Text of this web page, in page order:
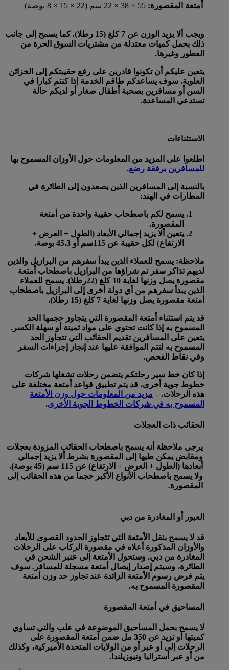
أمتعة المقصورة: 55 × 38 × 22 سم (22 × 15 × 8 بوصة)
ويجب ألا يزيد الوزن عن 7 كلغ (15 رطلا). كما يسمح إلى جانب
ذلك بحمل كميات معتدلة من مشتريات السوق الحرة من
العطور وغيرها.
يتعين عليكم أن تكونوا قادرين على رفع حقيبتكم إلى الخزائن
العلوية. سوف يساعدكم طاقم الخدمة إذا كنتم كبارا في
السن أو مسافرين بصحبة أطفال صغار أو لديكم حالة
تستدعي المساعدة.
الاستثناءات
اطلعوا على المزيد من المعلومات حول الأوزان المسموح بها
للمسافرين برفقة رضع.
بالنسبة إلى المسافرين الذين يصعدون إلى الطائرة في
المطارات في الهند:
يسمح لكم باصطحاب حقيبة واحدة من أمتعة
المقصورة.
يتعين ألا يزيد إجمالي الأبعاد (الطول + العرض +
الارتفاع) لكل حقيبة عن 115سم أو 45.3 بوصة.
ملاحظة: يسمح للعملاء الذين يبدأ سفرهم من البرازيل والذين
لديهم تذاكر سفر تم شراؤها من البرازيل باصطحاب أمتعة
مقصورة يصل وزنها لغاية 10 كلغ (22رطلا). يسمح للعملاء
الذين يبدأ سفرهم من أي دولة أخرى إلى البرازيل باصطحاب
أمتعة مقصورة يصل وزنها لغاية 7 كلغ (15 رطلا).
قد يتم استثناء أمتعة المقصورة التي يتجاوز حجمها الحد
المسموح به إذا كانت تحتوي على مواد ثمينة أو سهلة الكسر.
يتعين على المسافرين تقديم الحقائب التي تتجاوز الحد
المسموح به لتتم الموافقة عليها عند إنجاز إجراءات السفر
وفي نقاط الفحص.
إذا كان خط سير رحلتكم يتضمن رحلات تشغلها شركات
خطوط جوية أخرى، قد يتم تطبيق قواعد أمتعة مختلفة على
هذه الرحلات. – مزيد من المعلومات حول وزن الأمتعة
المسموح به في شركات الخطوط الجوية الأخرى.
الحقائب ذات العجلات
يرجى ملاحظة أنه يسمح باصطحاب الحقائب المزودة بعجلات
ومقابض يمكن طيها إلى المقصورة بشرط ألا يزيد إجمالي
أبعادها (الطول + العرض + الارتفاع) عن 115 سم (45 بوصة).
ولا يسمح باصطحاب الأنواع الأكبر حجما من هذه الحقائب إلى
المقصورة.
العبور أو المغادرة من دبي
قد لا يسمح بنقل الأمتعة التي تتجاوز الحدود القصوى للأبعاد
والأوزان المذكورة أعلاه في مقصورة الركاب على الرحلات
المغادرة من دبي. وستحول الأمتعة إلى عنبر الشحن في
الطائرة، وسيتم إصدار إيصال أمتعة مسجلة للمسافر. سوف
يتم فرض رسوم الأمتعة الزائدة عند تجاوز حد وزن أمتعة
المقصورة المسموح به.
المساحيق في أمتعة المقصورة
لا يسمح بحمل المساحيق الموضوعة في علب والتي تساوي
كميتها أو تزيد عن 350 مل ضمن أمتعة المقصورة على
الرحلات إلى أو عبر أو من الولايات المتحدة الأميركية، وكذلك
من أو عبر أستراليا ونيوزيلندا.